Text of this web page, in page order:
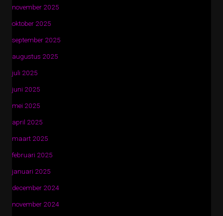
november 2025
oktober 2025
september 2025
augustus 2025
juli 2025
juni 2025
mei 2025
april 2025
maart 2025
februari 2025
januari 2025
december 2024
november 2024